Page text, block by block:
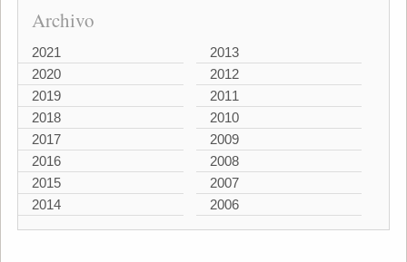
Archivo
2021
2020
2019
2018
2017
2016
2015
2014
2013
2012
2011
2010
2009
2008
2007
2006